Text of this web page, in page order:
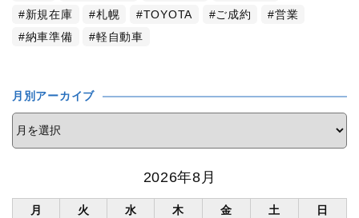
新規在庫
札幌 TOYOTA ご成約
営業
納車準備
軽自動車
月別アーカイブ
2026年8月
月 火 水 木 金 土
日